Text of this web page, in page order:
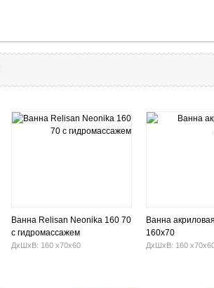
Ванна Relisan Neonika 160 70
с гидромассажем
ДхШхВ: 160 х70х60
Ванна
160х70
ДхШхВ: 160